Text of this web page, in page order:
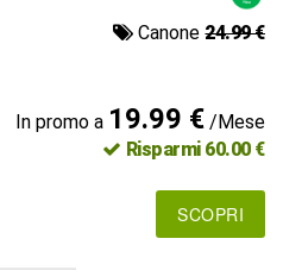
Canone24.99 €
In promo a 19.99 €/Mese
Risparmi 60.00 €
SCOPRI